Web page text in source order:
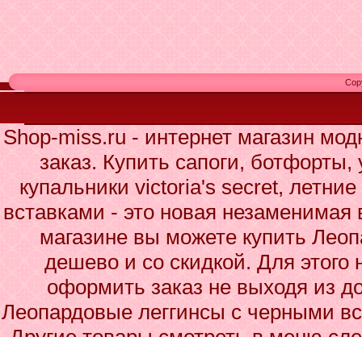
Shop-miss.ru - интернет магазин
заказ. Купить сапоги,
купальники victoria's secret,
вставками - это новая
магазине вы можете купить
дешево и со скидкой. Для этого
оформить заказ не выходя из
Леопардовые леггинсы с черными